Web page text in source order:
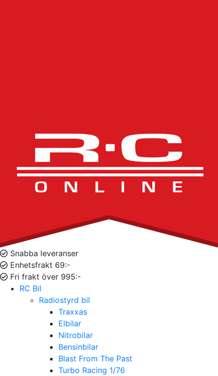
Snabba leveranser
Enhetsfrakt 69:-
Fri frakt över 995:-
RC Bil
Radiostyrd bil
Traxxas
Elbilar
Nitrobilar
Bensinbilar
Blast From The Past
Turbo Racing 1/76